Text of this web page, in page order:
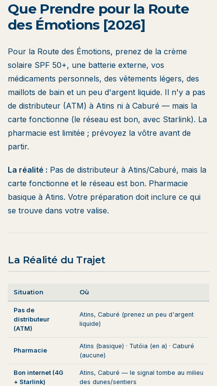
Que Prendre pour la Route
des Émotions [2026]
Pour la Route des Émotions, prenez de la crème
solaire SPF 50+, une batterie externe, vos
médicaments personnels, des vêtements légers, des
maillots de bain et un peu d'argent liquide. Il n'y a pas
de distributeur (ATM) à Atins ni à Caburé — mais la
carte fonctionne (le réseau est bon, avec Starlink). La
pharmacie est limitée ; prévoyez la vôtre avant de
partir.
La réalité : Pas de distributeur à Atins/Caburé, mais la
carte fonctionne et le réseau est bon. Pharmacie
basique à Atins. Votre préparation doit inclure ce qui
se trouve dans votre valise.
La Réalité du Trajet
Situation Où
Pas de
distributeur
(ATM)
Atins, Caburé (prenez un peu d'argent
liquide)
Pharmacie
Atins (basique) · Tutóia (en a) · Caburé
(aucune)
Bon internet (4G
+ Starlink)
Atins, Caburé — le signal tombe au milieu
des dunes/sentiers